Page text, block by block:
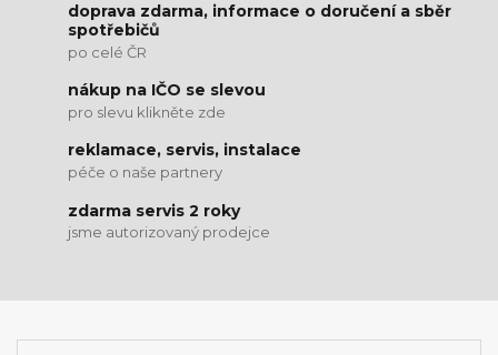
doprava zdarma, informace o doručení a sběr
spotřebičů
po celé ČR
nákup na IČO se slevou
pro slevu klikněte zde
reklamace, servis, instalace
péče o naše partnery
zdarma servis 2 roky
jsme autorizovaný prodejce